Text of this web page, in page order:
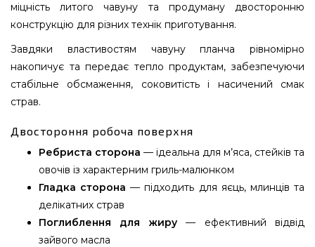
міцність литого чавуну та продуману двосторонню
конструкцію для різних технік приготування.
Завдяки властивостям чавуну планча рівномірно
накопичує та передає тепло продуктам, забезпечуючи
стабільне обсмаження, соковитість і насичений смак
страв.
Двостороння робоча поверхня
Ребриста сторона — ідеальна для м’яса, стейків та
овочів із характерним гриль-малюнком
Гладка сторона — підходить для яєць, млинців та
делікатних страв
Поглиблення для жиру— ефективний відвід
зайвого масла